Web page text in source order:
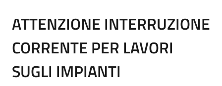
ATTENZIONE INTERRUZIONE
CORRENTE PER LAVORI
SUGLI IMPIANTI